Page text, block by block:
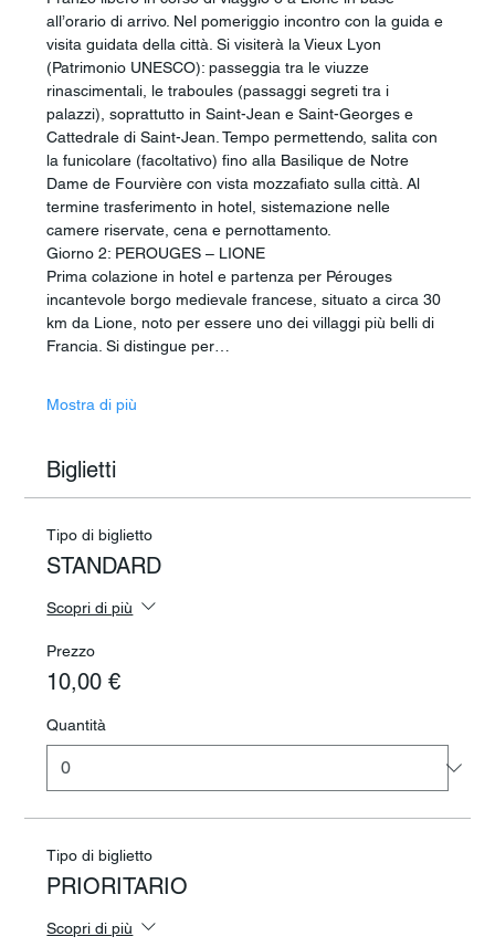
all’orario di arrivo. Nel pomeriggio incontro con la guida e
visita guidata della città. Si visiterà la Vieux Lyon
(Patrimonio UNESCO): passeggia tra le viuzze
rinascimentali, le traboules (passaggi segreti tra i
palazzi), soprattutto in Saint-Jean e Saint-Georges e
Cattedrale di Saint-Jean. Tempo permettendo, salita con
la funicolare (facoltativo) fino alla Basilique de Notre
Dame de Fourvière con vista mozzafiato sulla città. Al
termine trasferimento in hotel, sistemazione nelle
camere riservate, cena e pernottamento.
Giorno 2: PEROUGES – LIONE
Prima colazione in hotel e partenza per Pérouges
incantevole borgo medievale francese, situato a circa 30
km da Lione, noto per essere uno dei villaggi più belli di
Francia. Si distingue per…
Mostra di più
Biglietti
Tipo di biglietto
STANDARD
Scopri di più
Prezzo
10,00 €
Quantità
Tipo di biglietto
PRIORITARIO
Scopri di più